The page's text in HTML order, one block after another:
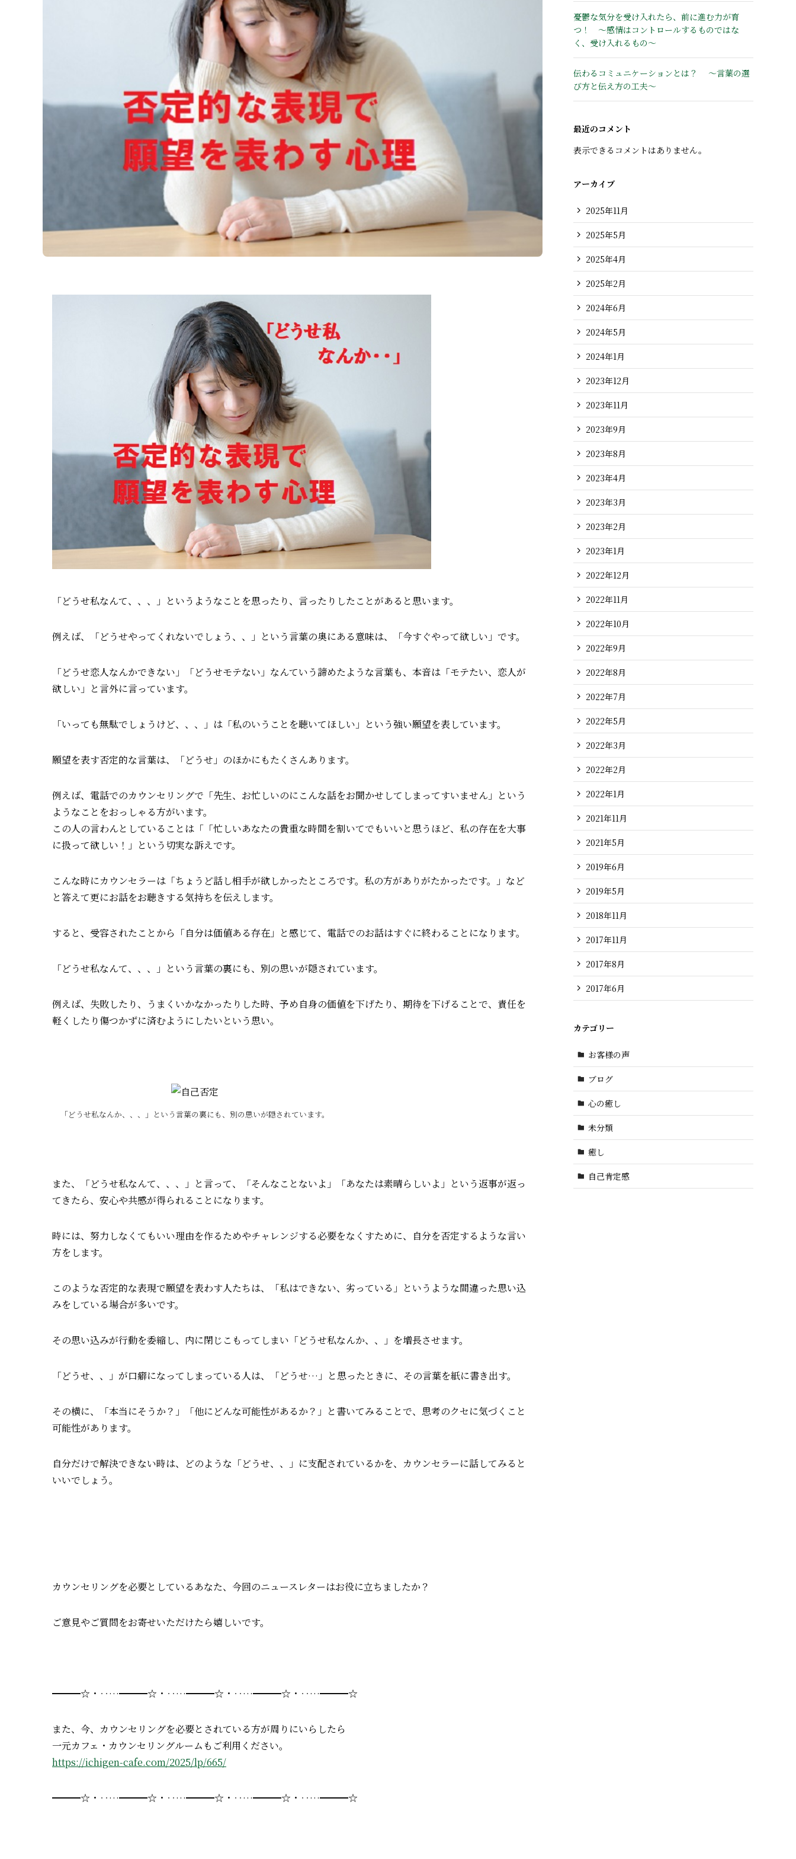
「どうせ私なんて、、、」というようなことを思ったり、言ったりしたことがあると思います。
例えば、「どうせやってくれないでしょう、、」という言葉の奥にある意味は、「今すぐやって欲しい」です。
「どうせ恋人なんかできない」「どうせモテない」なんていう諦めたような言葉も、本音は「モテたい、恋人が
欲しい」と言外に言っています。
「いっても無駄でしょうけど、、、」は「私のいうことを聴いてほしい」という強い願望を表しています。
願望を表す否定的な言葉は、「どうせ」のほかにもたくさんあります。
例えば、電話でのカウンセリングで「先生、お忙しいのにこんな話をお聞かせしてしまってすいません」という
ようなことをおっしゃる方がいます。
この人の言わんとしていることは「「忙しいあなたの貴重な時間を割いてでもいいと思うほど、私の存在を大事
に扱って欲しい！」という切実な訴えです。
こんな時にカウンセラーは「ちょうど話し相手が欲しかったところです。私の方がありがたかったです。」など
と答えて更にお話をお聴きする気持ちを伝えします。
すると、受容されたことから「自分は価値ある存在」と感じて、電話でのお話はすぐに終わることになります。
「どうせ私なんて、、、」という言葉の裏にも、別の思いが隠されています。
例えば、失敗したり、うまくいかなかったりした時、予め自身の価値を下げたり、期待を下げることで、責任を
軽くしたり傷つかずに済むようにしたいという思い。
「どうせ私なんか、、、」という言葉の裏にも、別の思いが隠されています。
また、「どうせ私なんて、、、」と言って、「そんなことないよ」「あなたは素晴らしいよ」という返事が返っ
てきたら、安心や共感が得られることになります。
時には、努力しなくてもいい理由を作るためやチャレンジする必要をなくすために、自分を否定するような言い
方をします。
このような否定的な表現で願望を表わす人たちは、「私はできない、劣っている」というような間違った思い込
みをしている場合が多いです。
その思い込みが行動を委縮し、内に閉じこもってしまい「どうせ私なんか、、」を増長させます。
「どうせ、、」が口癖になってしまっている人は、「どうせ…」と思ったときに、その言葉を紙に書き出す。
その横に、「本当にそうか？」「他にどんな可能性があるか？」と書いてみることで、思考のクセに気づくこと
可能性があります。
自分だけで解決できない時は、どのような「どうせ、、」に支配されているかを、カウンセラーに話してみると
いいでしょう。
カウンセリングを必要としているあなた、今回のニュースレターはお役に立ちましたか？
ご意見やご質問をお寄せいただけたら嬉しいです。
━━━☆・‥…━━━☆・‥…━━━☆・‥…━━━☆・‥…━━━☆
また、今、カウンセリングを必要とされている方が周りにいらしたら
一元カフェ・カウンセリングルームもご利用ください。
https://ichigen-cafe.com/2025/lp/665/
━━━☆・‥…━━━☆・‥…━━━☆・‥…━━━☆・‥…━━━☆
憂鬱な気分を受け入れたら、前に進む力が育
つ！ ～感情はコントロールするものではな
く、受け入れるもの～
伝わるコミュニケーションとは？ 〜言葉の選
び方と伝え方の工夫〜
最近のコメント
表示できるコメントはありません。
アーカイブ
2025年11月
2025年5月
2025年4月
2025年2月
2024年6月
2024年5月
2024年1月
2023年12月
2023年11月
2023年9月
2023年8月
2023年4月
2023年3月
2023年2月
2023年1月
2022年12月
2022年11月
2022年10月
2022年9月
2022年8月
2022年7月
2022年5月
2022年3月
2022年2月
2022年1月
2021年11月
2021年5月
2019年6月
2019年5月
2018年11月
2017年11月
2017年8月
2017年6月
カテゴリー
お客様の声
ブログ
心の癒し
未分類
癒し
自己肯定感